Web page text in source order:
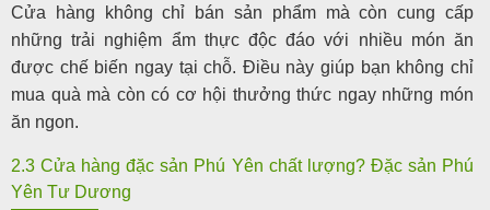
Cửa hàng không chỉ bán sản phẩm mà còn cung cấp
những trải nghiệm ẩm thực độc đáo với nhiều món ăn
được chế biến ngay tại chỗ. Điều này giúp bạn không chỉ
mua quà mà còn có cơ hội thưởng thức ngay những món
ăn ngon.
2.3 Cửa hàng đặc sản Phú Yên chất lượng? Đặc sản Phú
Yên Tư Dương